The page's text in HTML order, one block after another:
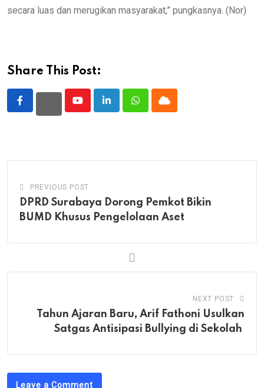
secara luas dan merugikan masyarakat,” pungkasnya. (Nor)
Share This Post:
YoutubeLinkedInWhatsappCloud
PREVIOUS POST
DPRD Surabaya Dorong Pemkot Bikin
BUMD Khusus Pengelolaan Aset
NEXT POST
Tahun Ajaran Baru, Arif Fathoni Usulkan
Satgas Antisipasi Bullying di Sekolah
Leave a Comment